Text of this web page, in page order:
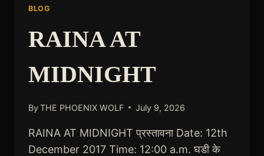
BLOG
RAINA AT
MIDNIGHT
ByTHE PHOENIX WOLF July 9, 2026
RAINA AT MIDNIGHT प्रस्तावना Date: 12th
December 2017 Time: 12:00 a.m. घडी के